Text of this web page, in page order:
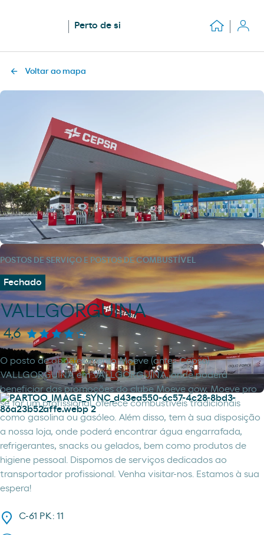
Perto de si
Voltar ao mapa
POSTOS DE SERVIÇO E POSTOS DE COMBUSTÍVEL
Fechado
VALLGORGUINA
4,6
O posto de abastecimento Moeve (antes Cepsa)
VALLGORGUINA em VALLGORGUINA, onde poderá
beneficiar das promoções do clube Moeve gow, Moeve pro
se for um profissional, oferece combustíveis tradicionais
como gasolina ou gasóleo. Além disso, tem à sua disposição
a nossa loja, onde poderá encontrar água engarrafada,
refrigerantes, snacks ou gelados, bem como produtos de
higiene pessoal. Dispomos de serviços dedicados ao
transportador profissional. Venha visitar-nos. Estamos à sua
espera!
C-61 PK: 11